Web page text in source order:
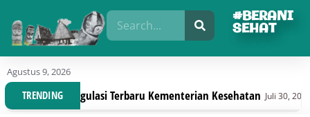
#BERANI
SEHAT
Agustus 9, 2026
TRENDING
Dengan Regulasi Terbaru Kementerian Kesehatan Juli 30, 2026